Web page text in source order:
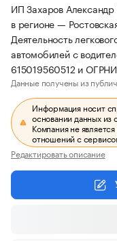
ИП Захаров
в регионе —
Деятельность
автомобилей с
615019560512 и
Данные получены из
Информация носит
основании данных из
Компания не
отношений с
Редактировать описание